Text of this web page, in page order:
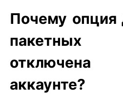
Почему опция
пакетных
аккаунте?